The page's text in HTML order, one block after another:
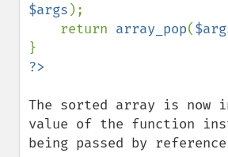
$args );
    return
array_pop(
The sorted array is now
value of the function
being passed by